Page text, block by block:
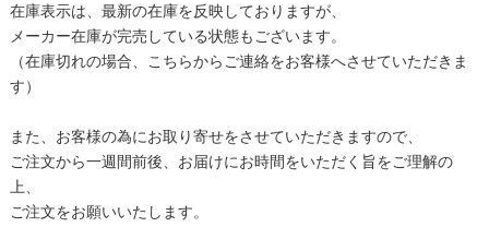
在庫表示は、最新の在庫を反映しておりますが、
メーカー在庫が完売している状態もございます。
（在庫切れの場合、こちらからご連絡をお客様へさせていただきま
す）
また、お客様の為にお取り寄せをさせていただきますので、
ご注文から一週間前後、お届けにお時間をいただく旨をご理解の
上、
ご注文をお願いいたします。